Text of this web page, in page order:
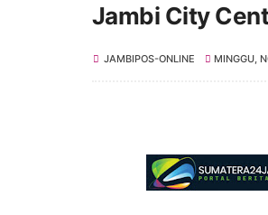
Jambi City
JAMBIPOS-ONLINE MINGGU,